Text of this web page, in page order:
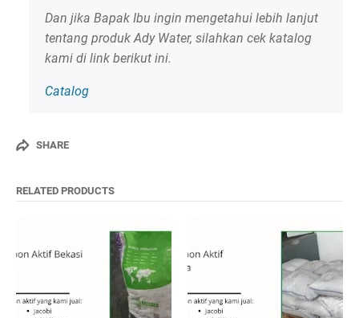
Dan jika Bapak Ibu ingin mengetahui lebih lanjut
tentang produk Ady Water, silahkan cek katalog
kami di link berikut ini.
Catalog
SHARE
RELATED PRODUCTS